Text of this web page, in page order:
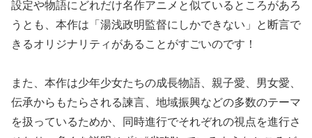
設定や物語にどれだけ名作アニメと似ているところがあろ
うとも、本作は「湯浅政明監督にしかできない」と断言で
きるオリジナリティがあることがすごいのです！
また、本作は少年少女たちの成長物語、親子愛、男女愛、
伝承からもたらされる諫言、地域振興などの多数のテーマ
を扱っているためか、同時進行でそれぞれの視点を進行さ